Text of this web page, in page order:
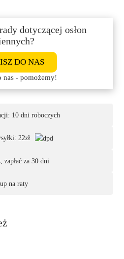
dotyczącej osłon
DO NAS
nas - pomożemy!
10 dni roboczych
22zł
zapłać za 30 dni
na raty